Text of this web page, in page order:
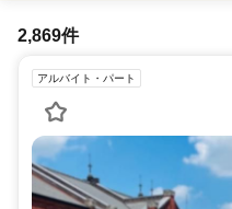
2,869件
アルバイト・パート